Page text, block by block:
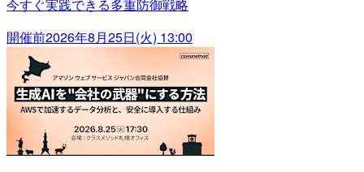
今すぐ実践できる多重防御戦略
開催前2026年8月25日(火) 13:00